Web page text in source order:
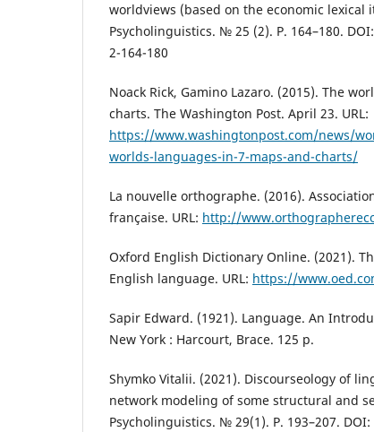
worldviews (based on the economic lexical
Psycholinguistics. № 25 (2). P. 164–180.
2-164-180
Noack Rick, Gamino Lazaro. (2015). The
charts. The Washington Post. April 23. URL:
https://www.washingtonpost.com/news/
worlds-languages-in-7-maps-and-charts/
La nouvelle orthographe. (2016).
française. URL: http://
Oxford English Dictionary Online. (2021).
English language. URL: https://
Sapir Edward. (1921). Language. An
New York : Harcourt, Brace. 125 p.
Shymko Vitalii. (2021). Discourseology of
network modeling of some structural and
Psycholinguistics. № 29(1). P. 193–207.